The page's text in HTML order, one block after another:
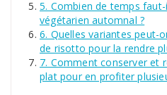
5. Combien de temps
végétarien automnal ?
6. Quelles variantes peut-
de risotto pour la rendre
7. Comment conserver et
plat pour en profiter